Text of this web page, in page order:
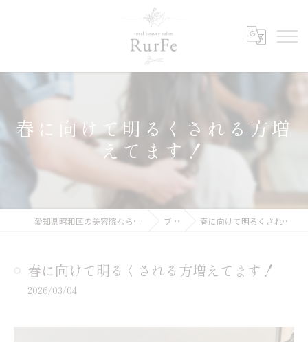
春に向けて明るくされる方増
えてます！
愛知県昭和区の美容院ならRurFe【ルルフェ】 ブログ 春に向けて明るくされる方増えてます！
春に向けて明るくされる方増えてます！
2026/03/04